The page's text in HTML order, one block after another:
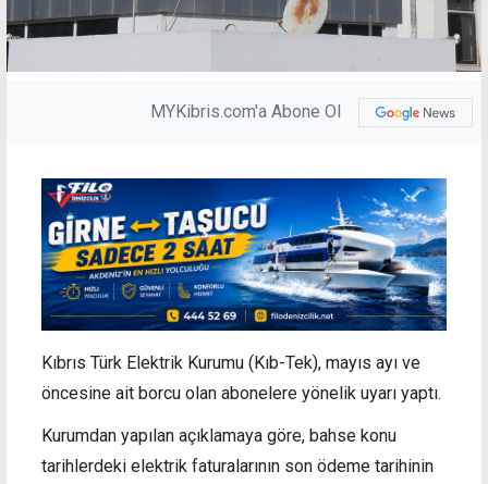
MYKibris.com'a Abone Ol
Kıbrıs Türk Elektrik Kurumu (Kıb-Tek), mayıs ayı ve
öncesine ait borcu olan abonelere yönelik uyarı yaptı.
Kurumdan yapılan açıklamaya göre, bahse konu
tarihlerdeki elektrik faturalarının son ödeme tarihinin